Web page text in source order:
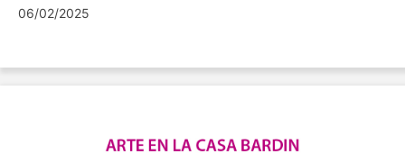
06/02/2025